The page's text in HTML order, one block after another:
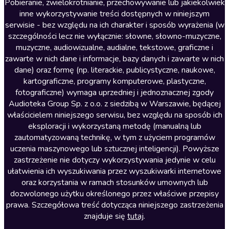
Literatura anglojęzyczna
Literatura faktu
Literatura obyczajowa
Literatura piękna obca
Literatura piękna polska
Nagrania relaksacyjne
Nauka języków
Nauki humanistyczne
Podcasty i audycje
Polityka
Prasa
Religia
Romans
Pobieranie, zwielokrotnianie, przechowywanie lub jakiekolwiek
inne wykorzystywanie treści dostępnych w niniejszym
serwisie - bez względu na ich charakter i sposób wyrażenia (w
szczególności lecz nie wyłącznie: słowne, słowno-muzyczne,
muzyczne, audiowizualne, audialne, tekstowe, graficzne i
zawarte w nich dane i informacje, bazy danych i zawarte w nich
dane) oraz formę (np. literackie, publicystyczne, naukowe,
kartograficzne, programy komputerowe, plastyczne,
fotograficzne) wymaga uprzedniej i jednoznacznej zgody
Audioteka Group Sp. z o.o. z siedzibą w Warszawie, będącej
właścicielem niniejszego serwisu, bez względu na sposób ich
eksploracji i wykorzystaną metodę (manualną lub
zautomatyzowaną technikę, w tym z użyciem programów
uczenia maszynowego lub sztucznej inteligencji). Powyższe
zastrzeżenie nie dotyczy wykorzystywania jedynie w celu
ułatwienia ich wyszukiwania przez wyszukiwarki internetowe
oraz korzystania w ramach stosunków umownych lub
dozwolonego użytku określonego przez właściwe przepisy
prawa. Szczegółowa treść dotycząca niniejszego zastrzeżenia
znajduje się tutaj.